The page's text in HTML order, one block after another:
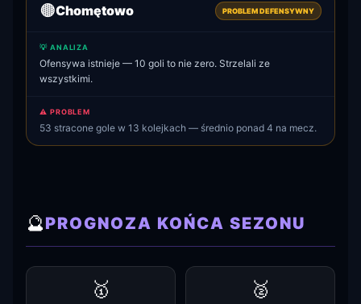
🟤Chomętowo PROBLEM DEFENSYWNY
💡 ANALIZA
Ofensywa istnieje — 10 goli to nie zero. Strzelali ze
wszystkimi.
⚠️ PROBLEM
53 stracone gole w 13 kolejkach — średnio ponad 4 na mecz.
🔮PROGNOZA KOŃCA SEZONU
🥇 🥈